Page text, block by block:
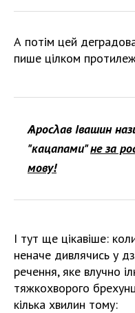
А потім цей
пише цілком
Ѧросλав Івашин
"кацапами"не за
мову!
І тут ще цікавіше:
неначе дивлячись у
речення, яке влучно
тяжкохворого
кілька хвилин тому: